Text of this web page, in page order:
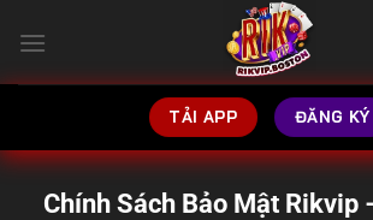
đến
nội
TẢI APP ĐĂNG KÝ
Chính Sách Bảo Mật Rikvip